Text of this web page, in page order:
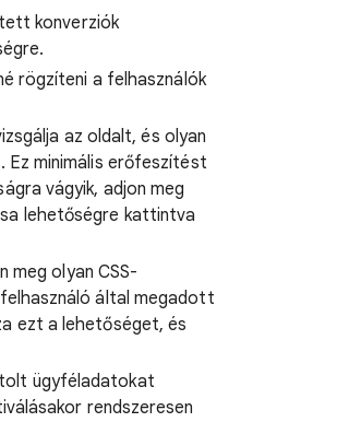
konverziók
rögzíteni a felhasználók
az oldalt, és olyan
Ez minimális erőfeszítést
vágyik, adjon meg
lehetőségre kattintva
meg olyan CSS-
által megadott
ezt a lehetőséget, és
ügyféladatokat
rendszeresen